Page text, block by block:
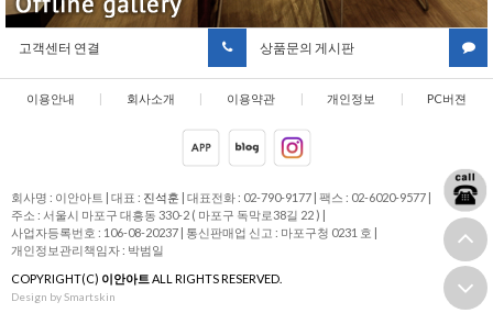
고객센터 연결 상품문의 게시판
이용안내 회사소개 이용약관 개인정보 PC버젼
회사명 : 이안아트 대표 : 진석훈 대표전화 : 02-790-9177 팩스 : 02-6020-9577
주소 : 서울시 마포구 대흥동 330-2 ( 마포구 독막로38길 22 )
사업자등록번호 : 106-08-20237
통신판매업 신고 : 마포구청 0231 호
개인정보관리책임자 : 박범일
COPYRIGHT(C) 이안아트 ALL RIGHTS RESERVED.